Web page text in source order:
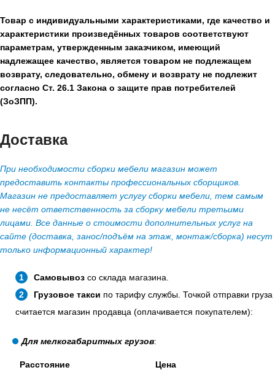
Товар с индивидуальными характеристиками, где качество и
характеристики произведённых товаров соответствуют
параметрам, утвержденным заказчиком, имеющий
надлежащее качество, является товаром не подлежащем
возврату, следовательно, обмену и возврату не подлежит
согласно Ст. 26.1 Закона о защите прав потребителей
(ЗоЗПП).
Доставка
При необходимости сборки мебели магазин может
предоставить контакты профессиональных сборщиков.
Магазин не предоставляет услугу сборки мебели, тем самым
не несёт ответственность за сборку мебели третьими
лицами. Все данные о стоимости дополнительных услуг на
сайте (доставка, занос/подъём на этаж, монтаж/сборка) несут
только информационный характер!
Самовывоз со склада магазина.
Грузовое такси по тарифу службы. Точкой отправки груза
считается магазин продавца (оплачивается покупателем):
Для мелкогабаритных грузов:
Расстояние Цена